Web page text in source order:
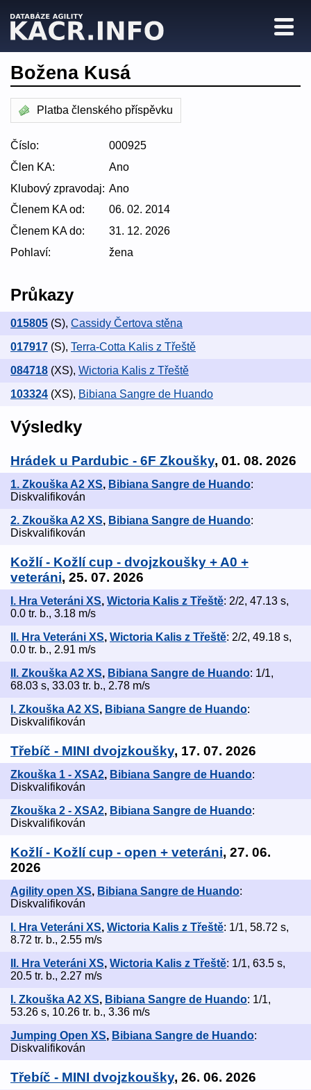
Božena Kusá
Platba členského příspěvku
Číslo:
000925
Člen KA:
Ano
Klubový zpravodaj: Ano
Členem KA od:
06. 02. 2014
Členem KA do:
31. 12. 2026
Pohlaví:
žena
Průkazy
015805 (S), Cassidy Čertova stěna
017917 (S), Terra-Cotta Kalis z Třeště
084718 (XS), Wictoria Kalis z Třeště
103324 (XS), Bibiana Sangre de Huando
Výsledky
Hrádek u Pardubic - 6F Zkoušky, 01. 08. 2026
1. Zkouška A2 XS, Bibiana Sangre de Huando:
Diskvalifikován
2. Zkouška A2 XS, Bibiana Sangre de Huando:
Diskvalifikován
Kožlí - Kožlí cup - dvojzkoušky + A0 +
veteráni, 25. 07. 2026
I. Hra Veteráni XS, Wictoria Kalis z Třeště: 2/2, 47.13 s,
0.0 tr. b., 3.18 m/s
II. Hra Veteráni XS, Wictoria Kalis z Třeště: 2/2, 49.18 s,
0.0 tr. b., 2.91 m/s
II. Zkouška A2 XS, Bibiana Sangre de Huando: 1/1,
68.03 s, 33.03 tr. b., 2.78 m/s
I. Zkouška A2 XS, Bibiana Sangre de Huando:
Diskvalifikován
Třebíč - MINI dvojzkoušky, 17. 07. 2026
Zkouška 1 - XSA2, Bibiana Sangre de Huando:
Diskvalifikován
Zkouška 2 - XSA2, Bibiana Sangre de Huando:
Diskvalifikován
Kožlí - Kožlí cup - open + veteráni, 27. 06.
2026
Agility open XS, Bibiana Sangre de Huando:
Diskvalifikován
I. Hra Veteráni XS, Wictoria Kalis z Třeště: 1/1, 58.72 s,
8.72 tr. b., 2.55 m/s
II. Hra Veteráni XS, Wictoria Kalis z Třeště: 1/1, 63.5 s,
20.5 tr. b., 2.27 m/s
I. Zkouška A2 XS, Bibiana Sangre de Huando: 1/1,
53.26 s, 10.26 tr. b., 3.36 m/s
Jumping Open XS, Bibiana Sangre de Huando:
Diskvalifikován
Třebíč - MINI dvojzkoušky, 26. 06. 2026